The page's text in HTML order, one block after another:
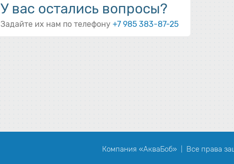
У вас остались вопросы?
Задайте их нам по телефону +7 985 383-87-25
Компания «АкваБоб» Все права